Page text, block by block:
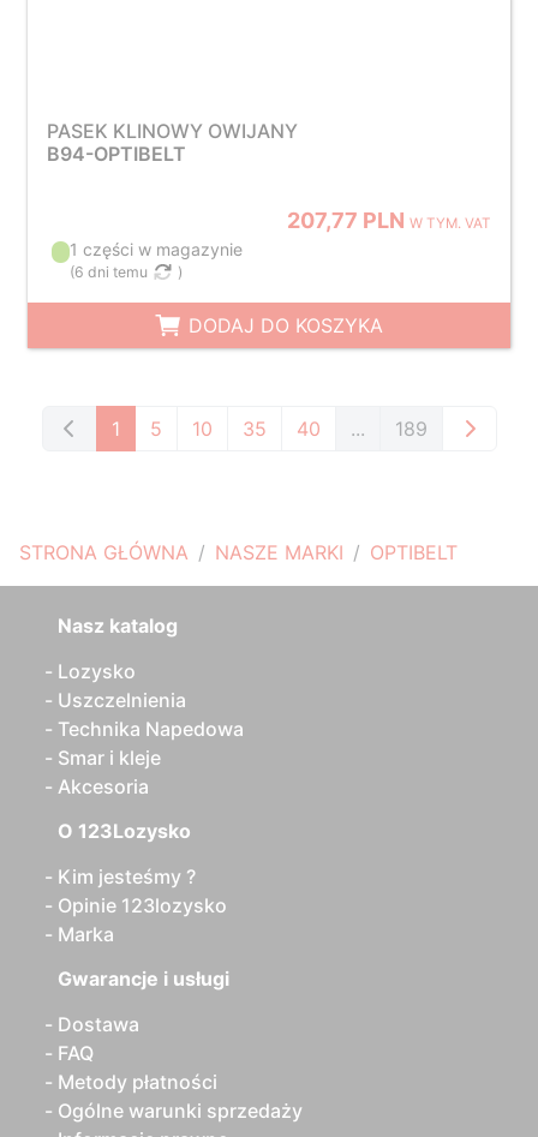
STRONA GŁÓWNA NASZE MARKI OPTIBELT
PASEK KLINOWY OWIJANY
B94-OPTIBELT
207,77 PLNW TYM. VAT
1 części w magazynie
(6 dni temu )
DODAJ DO KOSZYKA
1 5 10 35 40 ... 189
Nasz katalog
Lozysko
Uszczelnienia
Technika Napedowa
Smar i kleje
Akcesoria
O 123Lozysko
Kim jesteśmy ?
Opinie 123lozysko
Marka
Gwarancje i usługi
Dostawa
FAQ
Metody płatności
Ogólne warunki sprzedaży